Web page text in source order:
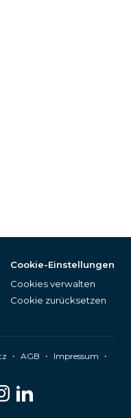
Cookie-Einstellungen
Cookies verwalten
Cookie zurücksetzen
• AGB • Impressum
•